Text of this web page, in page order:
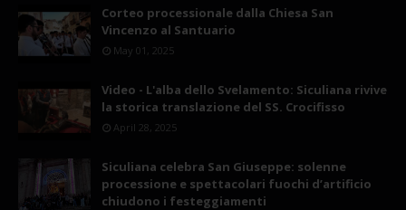
Corteo processionale dalla Chiesa San
Vincenzo al Santuario
May 01, 2025
Video - L'alba dello Svelamento: Siculiana rivive
la storica translazione del SS. Crocifisso
April 28, 2025
Siculiana celebra San Giuseppe: solenne
processione e spettacolari fuochi d’artificio
chiudono i festeggiamenti